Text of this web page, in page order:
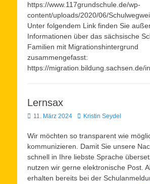
https://www.117grundschule.de/wp-
content/uploads/2020/06/
Unter folgendem Link finden Sie
Informationen über das sächsische
Familien mit Migrationshintergrund
zusammengefasst:
https://migration.bildung.sachsen.de/
Lernsax
Veröffentlicht
11. März 2024 AutorKristin Seydel
Wir möchten so transparent wie
kommunizieren. Damit Sie unsere
schnell in Ihre liebste Sprache
nutzen wir gerne elektronische Post.
erhalten bereits bei der